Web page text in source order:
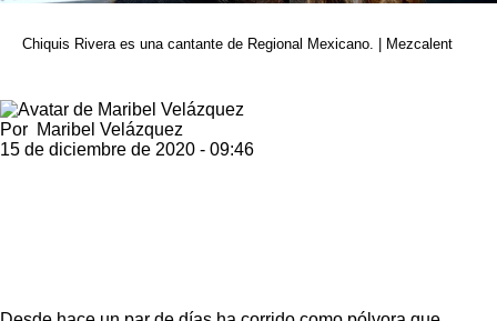
Chiquis Rivera es una cantante de Regional Mexicano. | Mezcalent
Por Maribel Velázquez
15 de diciembre de 2020 - 09:46